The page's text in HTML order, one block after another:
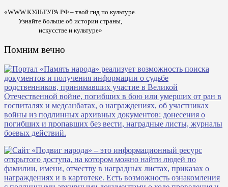
«WWW.КУЛЬТУРА.РФ – твой гид по культуре.
Узнайте больше об истории страны,
искусстве и культуре»
Помним вечно